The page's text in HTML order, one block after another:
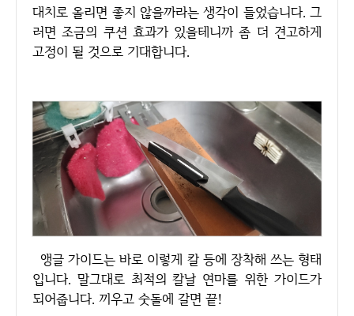
대치로 올리면 좋지 않을까라는 생각이 들었습니다. 그
러면 조금의 쿠션 효과가 있을테니까 좀 더 견고하게
고정이 될 것으로 기대합니다.
앵글 가이드는 바로 이렇게 칼 등에 장착해 쓰는 형태
입니다. 말그대로 최적의 칼날 연마를 위한 가이드가
되어줍니다. 끼우고 숫돌에 갈면 끝!